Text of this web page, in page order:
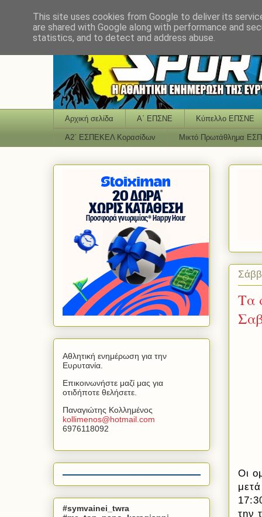
Αρχική σελίδα Α΄ ΕΠΣΝΕ Κύπελλο ΕΠΣΝΕ
Α2΄ ΕΣΠΕΚΕΛ Κορασίδων Μικτό Πρωτάθλημα
Τα
Οι
την
Αθλητική ενημέρωση για την
Ευρυτανία.
Επικοινωνήστε μαζί μας για
οτιδήποτε θελήσετε.
Παναγιώτης Κολλημένος
kollimenos@hotmail com
6976118092
#symvainei_twra
This site uses cookies from Google to deliver its
are shared with Google along with performance and
statistics, and to detect and address abuse.